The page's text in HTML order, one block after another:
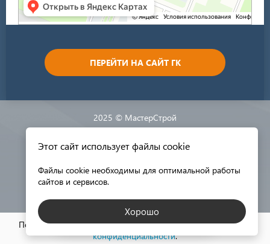
ПЕРЕЙТИ НА САЙТ ГК
2025 © МастерСтрой
Разработка сайта:
Пользуясь этим сайтом, вы соглашаетесь с нашейполитикой
конфиденциальности.
Этот сайт использует файлы cookie
Файлы cookie необходимы для оптимальной работы
сайтов и сервисов.
Хорошо
КАТАЛОГ МАТЕРИАЛОВ